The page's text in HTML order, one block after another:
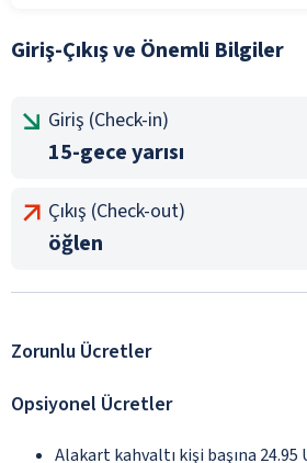
Giriş-Çıkış ve Önemli Bilgiler
Giriş (Check-in)
15-gece yarısı
Çıkış (Check-out)
öğlen
Zorunlu Ücretler
Opsiyonel Ücretler
Alakart kahvaltı kişi başına 24.95